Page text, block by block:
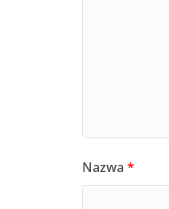
Nazwa *